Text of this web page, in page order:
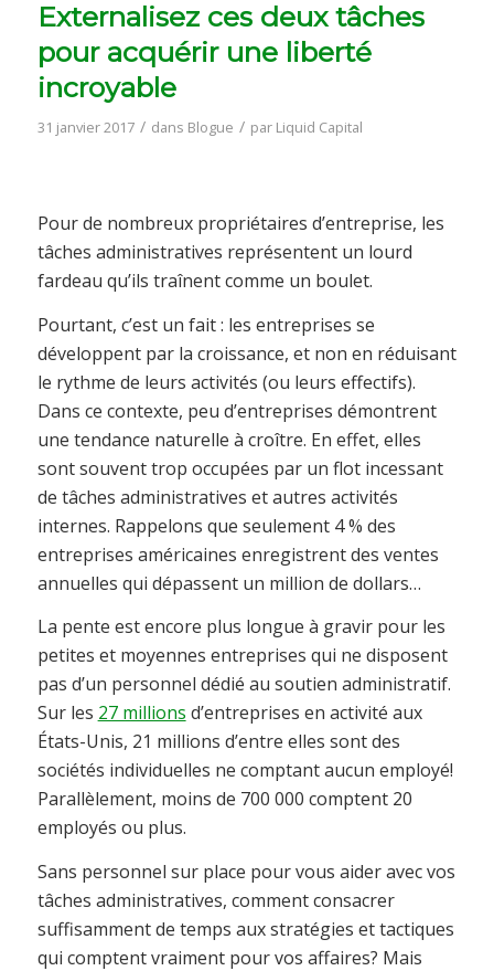
Externalisez ces deux tâches
pour acquérir une liberté
incroyable
31 janvier 2017 / dans Blogue / par Liquid Capital
Pour de nombreux propriétaires d’entreprise, les
tâches administratives représentent un lourd
fardeau qu’ils traînent comme un boulet.
Pourtant, c’est un fait : les entreprises se
développent par la croissance, et non en réduisant
le rythme de leurs activités (ou leurs effectifs).
Dans ce contexte, peu d’entreprises démontrent
une tendance naturelle à croître. En effet, elles
sont souvent trop occupées par un flot incessant
de tâches administratives et autres activités
internes. Rappelons que seulement 4 % des
entreprises américaines enregistrent des ventes
annuelles qui dépassent un million de dollars…
La pente est encore plus longue à gravir pour les
petites et moyennes entreprises qui ne disposent
pas d’un personnel dédié au soutien administratif.
Sur les 27 millions d’entreprises en activité aux
États-Unis, 21 millions d’entre elles sont des
sociétés individuelles ne comptant aucun employé!
Parallèlement, moins de 700 000 comptent 20
employés ou plus.
Sans personnel sur place pour vous aider avec vos
tâches administratives, comment consacrer
suffisamment de temps aux stratégies et tactiques
qui comptent vraiment pour vos affaires? Mais